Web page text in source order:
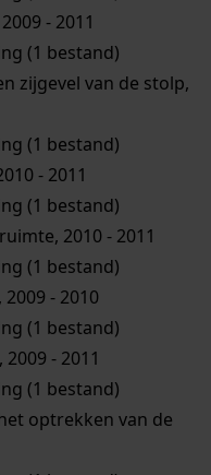
- 2011
(1 bestand)
zijgevel van de stolp,
(1 bestand)
- 2011
(1 bestand)
2010 - 2011
(1 bestand)
- 2010
(1 bestand)
- 2011
(1 bestand)
optrekken van de